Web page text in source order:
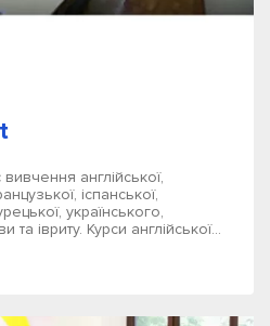
англійської,
іспанської,
українського,
та івриту. Курси англійської...